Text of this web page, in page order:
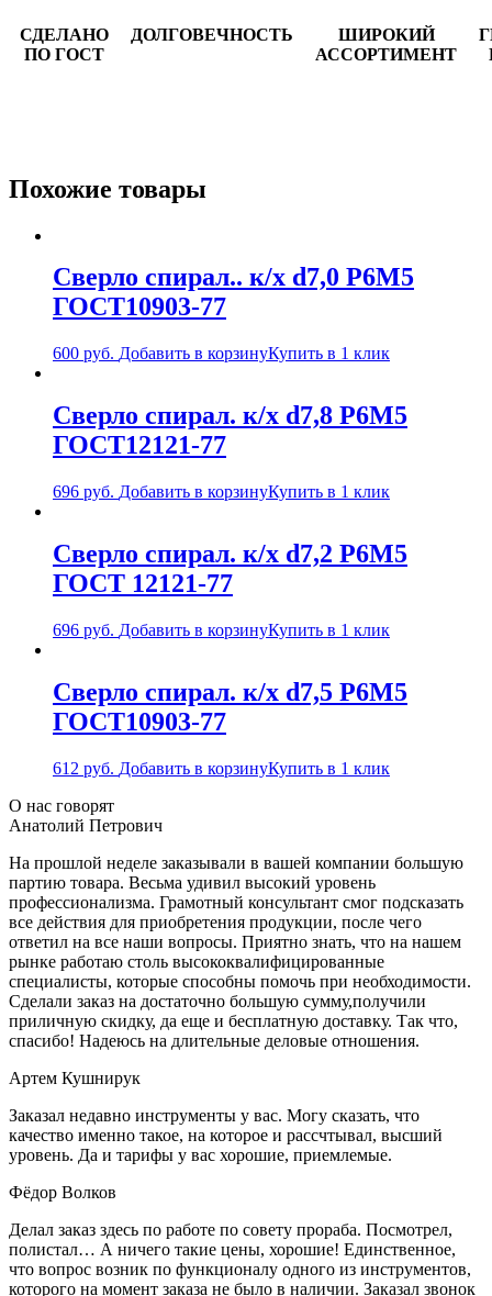
СДЕЛАНО
ПО ГОСТ
ДОЛГОВЕЧНОСТЬ
ШИРОКИЙ
АССОРТИМЕНТ
Похожие товары
Сверло спирал.. к/х d7,0 Р6М5
ГОСТ10903-77
600 руб. Добавить в корзинуКупить в 1 клик
Сверло спирал. к/х d7,8 Р6М5
ГОСТ12121-77
696 руб. Добавить в корзинуКупить в 1 клик
Сверло спирал. к/х d7,2 Р6М5
ГОСТ 12121-77
696 руб. Добавить в корзинуКупить в 1 клик
Сверло спирал. к/х d7,5 Р6М5
ГОСТ10903-77
612 руб. Добавить в корзинуКупить в 1 клик
О нас говорят
Анатолий Петрович
На прошлой неделе заказывали в вашей компании большую
партию товара. Весьма удивил высокий уровень
профессионализма. Грамотный консультант смог подсказать
все действия для приобретения продукции, после чего
ответил на все наши вопросы. Приятно знать, что на нашем
рынке работаю столь высококвалифицированные
специалисты, которые способны помочь при необходимости.
Сделали заказ на достаточно большую сумму,получили
приличную скидку, да еще и бесплатную доставку. Так что,
спасибо! Надеюсь на длительные деловые отношения.
Артем Кушнирук
Заказал недавно инструменты у вас. Могу сказать, что
качество именно такое, на которое и рассчтывал, высший
уровень. Да и тарифы у вас хорошие, приемлемые.
Фёдор Волков
Делал заказ здесь по работе по совету прораба. Посмотрел,
полистал… А ничего такие цены, хорошие! Единственное,
что вопрос возник по функционалу одного из инструментов,
которого на момент заказа не было в наличии. Заказал звонок